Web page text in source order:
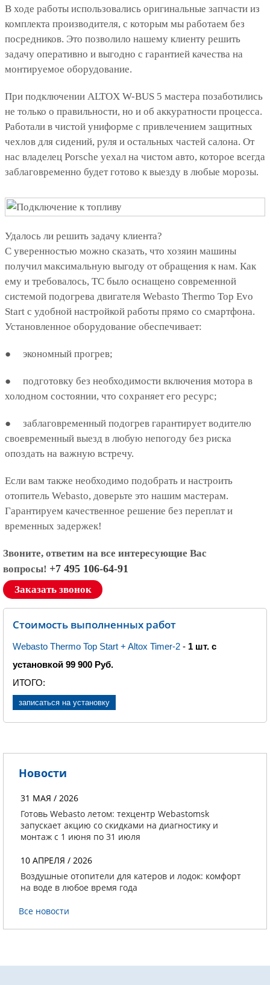
В ходе работы использовались оригинальные запчасти из
комплекта производителя, с которым мы работаем без
посредников. Это позволило нашему клиенту решить
задачу оперативно и выгодно с гарантией качества на
монтируемое оборудование.
При подключении ALTOX W-BUS 5 мастера позаботились
не только о правильности, но и об аккуратности процесса.
Работали в чистой униформе с привлечением защитных
чехлов для сидений, руля и остальных частей салона. От
нас владелец Porsche уехал на чистом авто, которое всегда
заблаговременно будет готово к выезду в любые морозы.
Удалось ли решить задачу клиента?
С уверенностью можно сказать, что хозяин машины
получил максимальную выгоду от обращения к нам. Как
ему и требовалось, ТС было оснащено современной
системой подогрева двигателя Webasto Thermo Top Evo
Start с удобной настройкой работы прямо со смартфона.
Установленное оборудование обеспечивает:
● экономный прогрев;
● подготовку без необходимости включения мотора в
холодном состоянии, что сохраняет его ресурс;
● заблаговременный подогрев гарантирует водителю
своевременный выезд в любую непогоду без риска
опоздать на важную встречу.
Если вам также необходимо подобрать и настроить
отопитель Webasto, доверьте это нашим мастерам.
Гарантируем качественное решение без переплат и
временных задержек!
Звоните, ответим на все интересующие Вас
вопросы! +7 495 106-64-91
Заказать звонок
Стоимость выполненных работ
Webasto Thermo Top Start + Altox Timer-2 - 1 шт. с
установкой 99 900 Руб.
ИТОГО:
записаться на установку
Новости
31 МАЯ / 2026
Готовь Webasto летом: техцентр Webastomsk
запускает акцию со скидками на диагностику и
монтаж с 1 июня по 31 июля
10 АПРЕЛЯ / 2026
Воздушные отопители для катеров и лодок: комфорт
на воде в любое время года
Все новости